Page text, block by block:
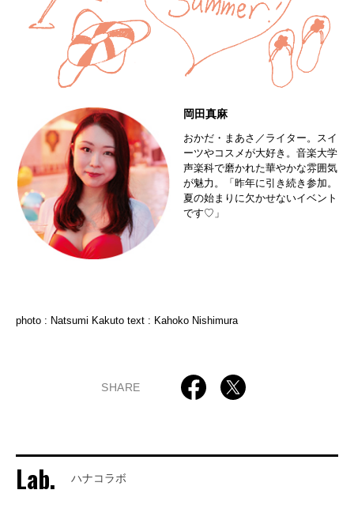
岡田真麻
おかだ・まあさ／ライター。スイ
ーツやコスメが大好き。音楽大学
声楽科で磨かれた華やかな雰囲気
が魅力。「昨年に引き続き参加。
夏の始まりに欠かせないイベント
です♡」
photo : Natsumi Kakuto text : Kahoko Nishimura
SHARE
Lab. ハナコラボ